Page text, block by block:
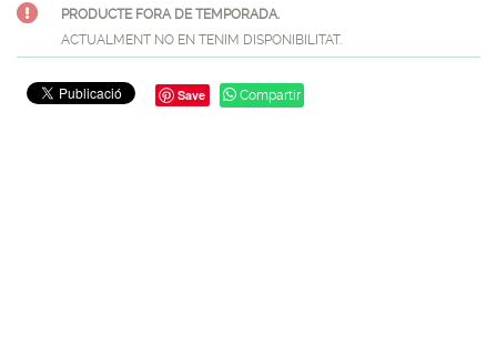
PRODUCTE FORA DE TEMPORADA.
ACTUALMENT NO EN TENIM DISPONIBILITAT.
Save Compartir